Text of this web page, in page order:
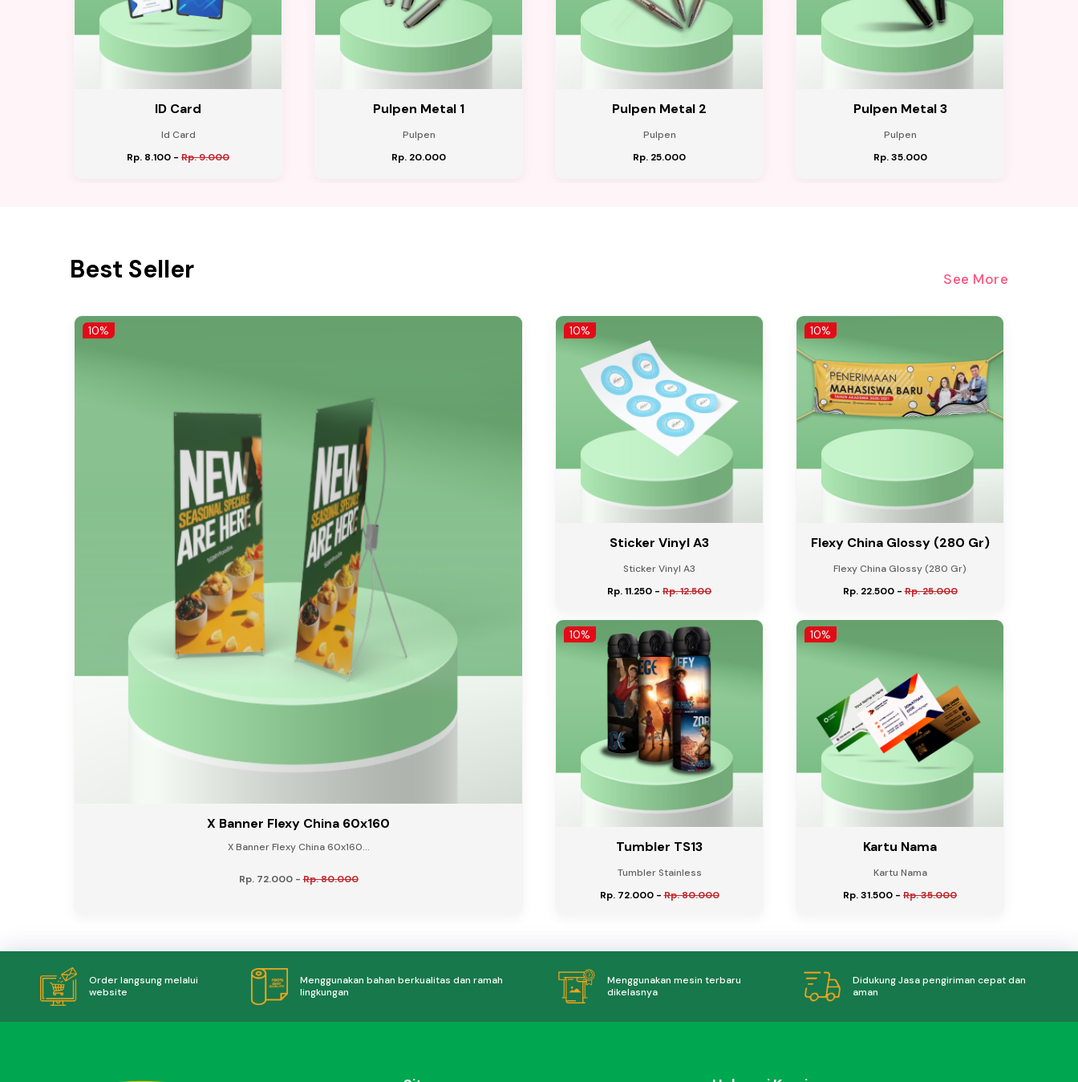
ID Card
Id Card
Rp. 8.100 - Rp. 9.000
Pulpen Metal 1
Pulpen
Rp. 20.000
Pulpen Metal 2
Pulpen
Rp. 25.000
Pulpen Metal 3
Pulpen
Rp. 35.000
Best Seller See More
10%
X Banner Flexy China 60x160
X Banner Flexy China 60x160...
Rp. 72.000-Rp. 80.000
10%
Sticker Vinyl A3
Sticker Vinyl A3
Rp. 11.250 - Rp. 12.500
10%
Flexy China Glossy (280 Gr)
Flexy China Glossy (280 Gr)
Rp. 22.500-Rp. 25.000
10%
Tumbler TS13
Tumbler Stainless
Rp. 72.000-Rp. 80.000
10%
Kartu Nama
Kartu Nama
Rp. 31.500 - Rp. 35.000
Order langsung melalui
website
Menggunakan bahan berkualitas dan ramah
lingkungan
Menggunakan mesin terbaru
dikelasnya
Didukung Jasa pengiriman cepat dan
aman